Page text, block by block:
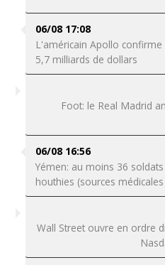
06/08 17:08
L'américain Apollo
5,7 milliards de dollars
Foot: le Real Madrid
06/08 16:56
Yémen: au moins 36
houthies (sources
Wall Street ouvre en ordre